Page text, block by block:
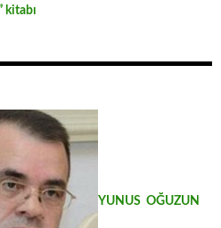
kitabı
YUNUS OĞUZUN